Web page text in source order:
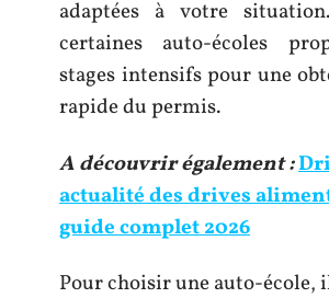
adaptées à votre
certaines auto-écoles
stages intensifs pour une
rapide du permis.
A découvrir également :
actualité des drives
guide complet 2026
Pour choisir une auto-école,